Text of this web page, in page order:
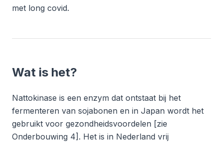
met long covid.
Wat is het?
Nattokinase is een enzym dat ontstaat bij het
fermenteren van sojabonen en in Japan wordt het
gebruikt voor gezondheidsvoordelen [zie
Onderbouwing 4]. Het is in Nederland vrij